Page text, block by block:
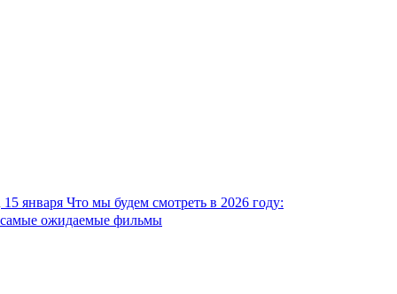
15 января Что мы будем смотреть в 2026 году:
самые ожидаемые фильмы